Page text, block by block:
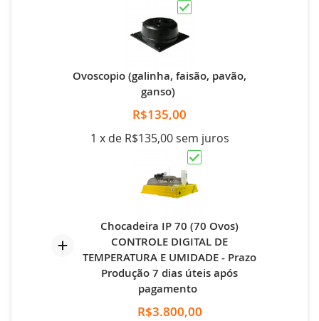
Ovoscopio (galinha, faisão, pavão,
ganso)
R$135,00
1 x de R$135,00 sem juros
Chocadeira IP 70 (70 Ovos)
CONTROLE DIGITAL DE
TEMPERATURA E UMIDADE - Prazo
Produção 7 dias úteis após
pagamento
R$3.800,00